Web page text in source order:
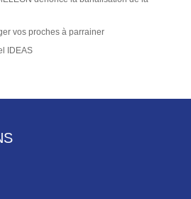
vos proches à parrainer
IDEAS